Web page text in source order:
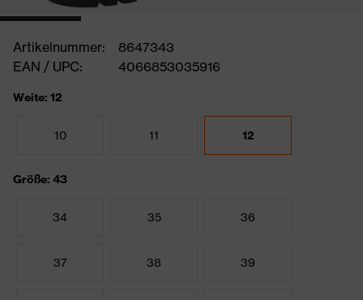
Artikelnummer:
8647343
EAN / UPC:
4066853035916
Weite: 12
10 11 12
Größe: 43
34 35 36
37 38 39